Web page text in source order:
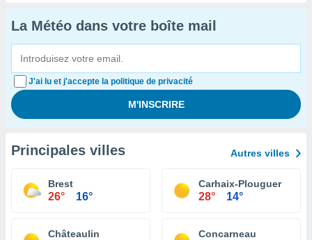
La Météo dans votre boîte mail
J'ai lu et j'accepte la politique de privacité
Principales villes Autres villes
Brest
26° 16°
Carhaix-Plouguer
28° 14°
Châteaulin Concarneau